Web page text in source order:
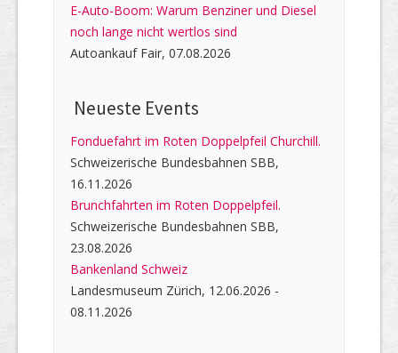
E-Auto-Boom: Warum Benziner und Diesel
noch lange nicht wertlos sind
Autoankauf Fair, 07.08.2026
Neueste Events
Fonduefahrt im Roten Doppelpfeil Churchill.
Schweizerische Bundesbahnen SBB,
16.11.2026
Brunchfahrten im Roten Doppelpfeil.
Schweizerische Bundesbahnen SBB,
23.08.2026
Bankenland Schweiz
Landesmuseum Zürich, 12.06.2026 -
08.11.2026